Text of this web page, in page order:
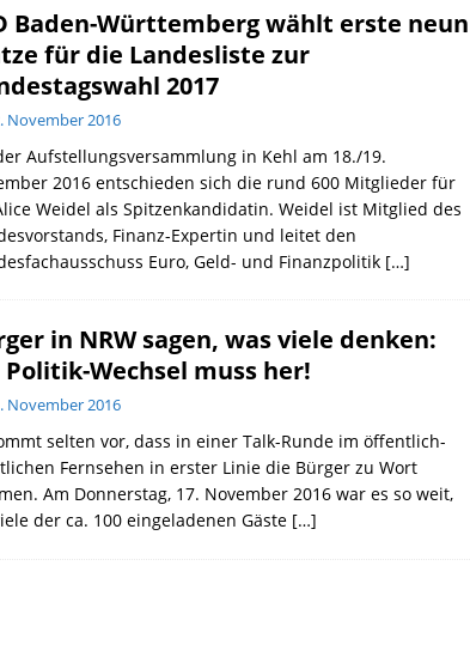
Baden-Württemberg wählt erste neun
für die Landesliste zur
2017
November 2016
Aufstellungsversammlung in Kehl am 18./19.
2016 entschieden sich die rund 600 Mitglieder für
Weidel als Spitzenkandidatin. Weidel ist Mitglied des
Finanz-Expertin und leitet den
Euro, Geld- und Finanzpolitik […]
in NRW sagen, was viele denken:
Politik-Wechsel muss her!
November 2016
selten vor, dass in einer Talk-Runde im öffentlich-
Fernsehen in erster Linie die Bürger zu Wort
Am Donnerstag, 17. November 2016 war es so weit,
der ca. 100 eingeladenen Gäste […]